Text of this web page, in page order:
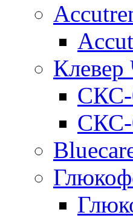
Клевер
СКС-
СКС-